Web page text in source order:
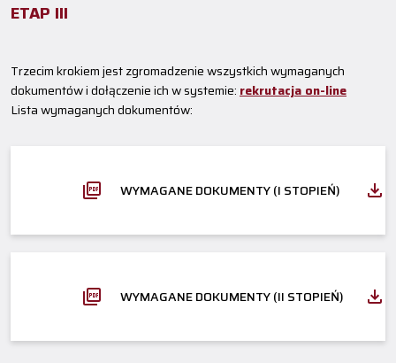
ETAP III
Trzecim krokiem jest zgromadzenie wszystkich wymaganych
dokumentów i dołączenie ich w systemie: rekrutacja on-line
Lista wymaganych dokumentów:
WYMAGANE DOKUMENTY (I STOPIEŃ)
WYMAGANE DOKUMENTY (II STOPIEŃ)